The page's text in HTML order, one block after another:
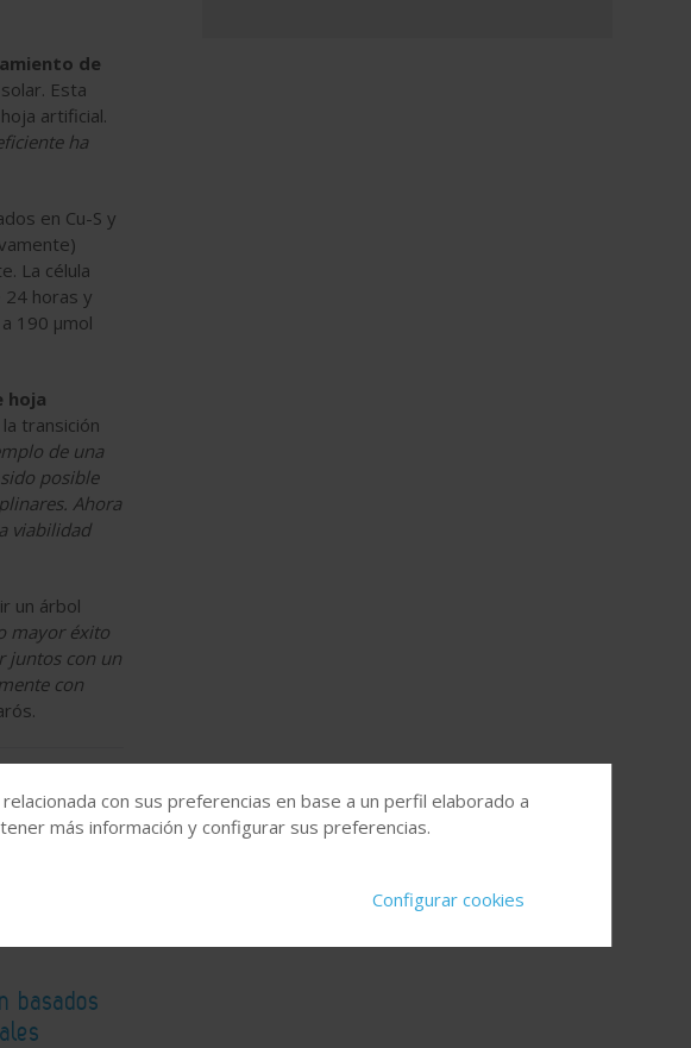
de
Esta
artificial.
ha
en Cu-S y
La célula
horas y
190 μmol
hoja
transición
de una
posible
Ahora
viabilidad
un árbol
mayor éxito
juntos con un
con
basados
con sus preferencias en base a un perfil elaborado a
más información y configurar sus preferencias.
Configurar cookies